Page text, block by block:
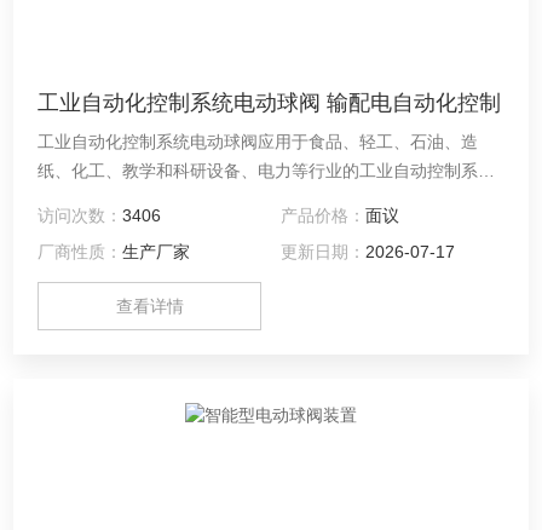
工业自动化控制系统电动球阀 输配电自动化控制
工业自动化控制系统电动球阀应用于食品、轻工、石油、造
纸、化工、教学和科研设备、电力等行业的工业自动控制系统
与控制。
访问次数：3406 产品价格： 面议
厂商性质：生产厂家 更新日期： 2026-07-17
查看详情